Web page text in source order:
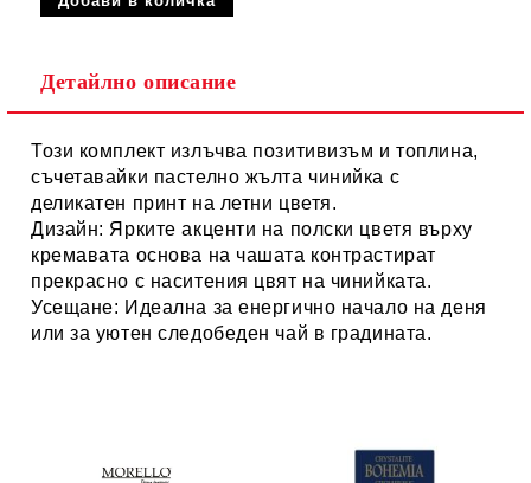
Детайлно описание
Този комплект излъчва позитивизъм и топлина,
съчетавайки пастелно жълта чинийка с
деликатен принт на летни цветя.
Дизайн: Ярките акценти на полски цветя върху
кремавата основа на чашата контрастират
прекрасно с наситения цвят на чинийката.
Усещане: Идеална за енергично начало на деня
или за уютен следобеден чай в градината.